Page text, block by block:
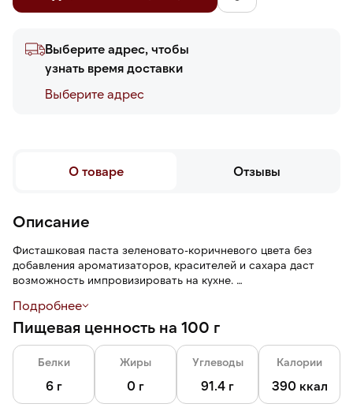
Выберите адрес, чтобы
узнать время доставки
Выберите адреc
О товаре Отзывы
Описание
Фисташковая паста зеленовато-коричневого цвета без
добавления ароматизаторов, красителей и сахара даст
возможность импровизировать на кухне.
Паста используется в изготовлении напитков, кондитерских
кремов, начинок, глазурей, нуги, и других лакомств. Мягкая
тягучая текстура, тонкий вкус и сладковатый ореховый
аромат пасты составляет яркую основу этих блюд.
Подробнее
Пищевая ценность на 100 г
Белки
6 г
Жиры
0 г
Углеводы
91.4 г
Калории
390 ккал